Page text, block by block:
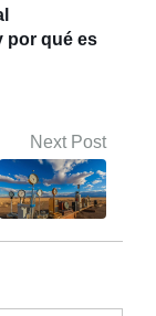
por qué es
Next Post